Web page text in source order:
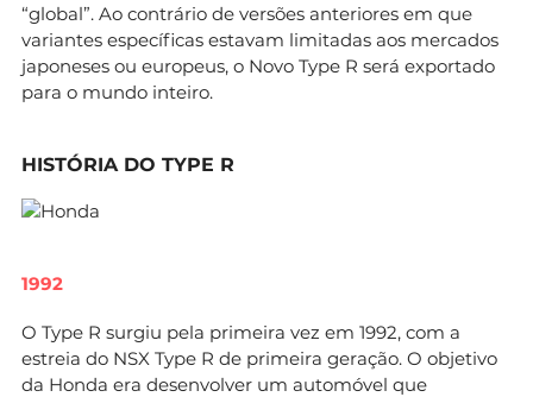
“global”. Ao contrário de versões anteriores em que
variantes específicas estavam limitadas aos mercados
japoneses ou europeus, o Novo Type R será exportado
para o mundo inteiro.
HISTÓRIA DO TYPE R
1992
O Type R surgiu pela primeira vez em 1992, com a
estreia do NSX Type R de primeira geração. O objetivo
da Honda era desenvolver um automóvel que